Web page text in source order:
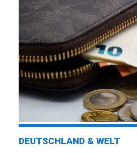
DEUTSCHLAND & WELT